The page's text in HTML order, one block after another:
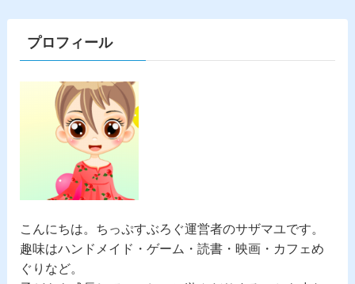
プロフィール
こんにちは。 ちっぷすぶろぐ運営者のサザマユです。
趣味はハンドメイド・ゲーム・読書・映画・カフェめ
ぐりなど。